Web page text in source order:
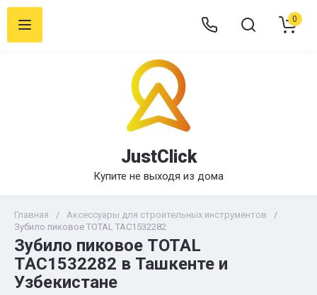
JustClick
Купите не выходя из дома
0
Главная / Аксессуары для строительных инструментов
/
Зубило пиковое TOTAL TAC1532282
Зубило пиковое TOTAL
TAC1532282 в Ташкенте и
Узбекистане